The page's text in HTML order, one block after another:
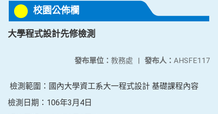
校園公佈欄
大學程式設計先修檢測
發布人： AHSFE117
發布單位： 教務處 |
檢測範圍：國內大學資工系大一程式設計 基礎課程內容
檢測日期：106年3月4日